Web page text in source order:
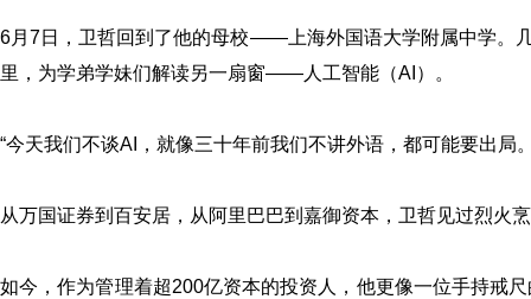
6月7日，卫哲回到了他的母校——上海外国语大学附属中学。
里，为学弟学妹们解读另一扇窗——人工智能（AI）。
“今天我们不谈AI，就像三十年前我们不讲外语，都可能要出局
从万国证券到百安居，从阿里巴巴到嘉御资本，卫哲见过烈火
如今，作为管理着超200亿资本的投资人，他更像一位手持戒